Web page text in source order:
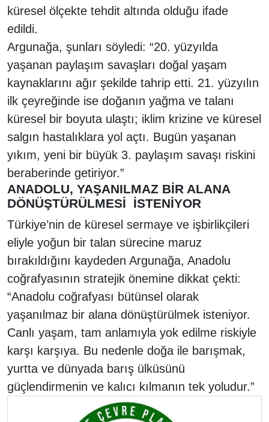
küresel ölçekte tehdit altında olduğu ifade
edildi.
Argunağa, şunları söyledi: “20. yüzyılda
yaşanan paylaşım savaşları doğal yaşam
kaynaklarını ağır şekilde tahrip etti. 21. yüzyılın
ilk çeyreğinde ise doğanın yağma ve talanı
küresel bir boyuta ulaştı; iklim krizine ve küresel
salgın hastalıklara yol açtı. Bugün yaşanan
yıkım, yeni bir büyük 3. paylaşım savaşı riskini
beraberinde getiriyor.”
ANADOLU, YAŞANILMAZ BİR ALANA
DÖNÜŞTÜRÜLMESİ İSTENİYOR
Türkiye’nin de küresel sermaye ve işbirlikçileri
eliyle yoğun bir talan sürecine maruz
bırakıldığını kaydeden Argunağa, Anadolu
coğrafyasının stratejik önemine dikkat çekti:
“Anadolu coğrafyası bütünsel olarak
yaşanılmaz bir alana dönüştürülmek isteniyor.
Canlı yaşam, tam anlamıyla yok edilme riskiyle
karşı karşıya. Bu nedenle doğa ile barışmak,
yurtta ve dünyada barış ülküsünü
güçlendirmenin ve kalıcı kılmanın tek yoludur.”